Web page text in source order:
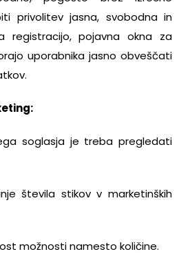
privolitev jasna, svobodna in
registracijo, pojavna okna za
uporabnika jasno obveščati
soglasja je treba pregledati
števila stikov v marketinških
možnostinamesto količine.